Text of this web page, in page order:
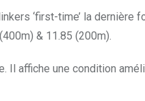
‘first-time’ la
& 11.85 (200m).
affiche une condition